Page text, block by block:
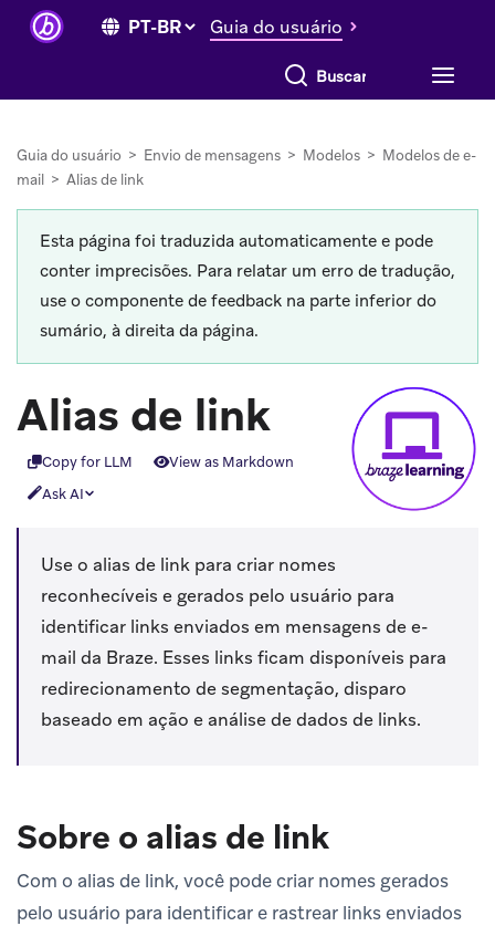
Guia do usuário
Buscar tudo
Guia do usuário > Envio de mensagens > Modelos > Modelos de e-
mail > Alias de link
Esta página foi traduzida automaticamente e pode
conter imprecisões. Para relatar um erro de tradução,
use o componente de feedback na parte inferior do
sumário, à direita da página.
Alias de link
Copy for LLM
View as Markdown
Ask AI
Use o alias de link para criar nomes
reconhecíveis e gerados pelo usuário para
identificar links enviados em mensagens de e-
mail da Braze. Esses links ficam disponíveis para
redirecionamento de segmentação, disparo
baseado em ação e análise de dados de links.
Sobre o alias de link
Com o alias de link, você pode criar nomes gerados
pelo usuário para identificar e rastrear links enviados